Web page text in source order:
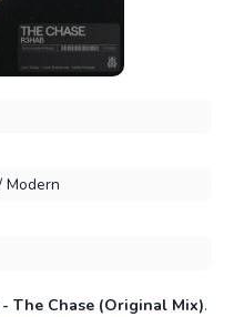
Modern
- The Chase (Original Mix).